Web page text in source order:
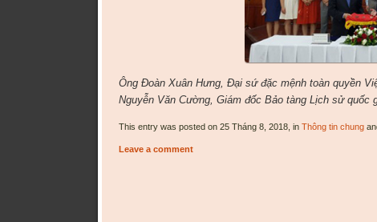
Ông Đoàn Xuân Hưng, Đại sứ đặc mệnh toàn quyền
Nguyễn Văn Cường, Giám đốc Bảo tàng Lịch sử quốc
This entry was posted on 25 Tháng 8, 2018, in Thông tin chung
Leave a comment